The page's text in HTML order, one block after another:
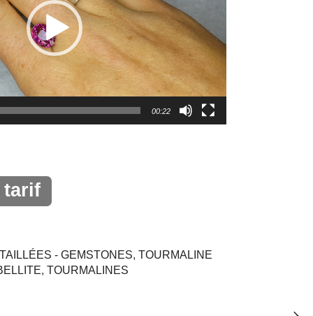
00:22
tarif
- GEMSTONES, TOURMALINE
, TOURMALINES